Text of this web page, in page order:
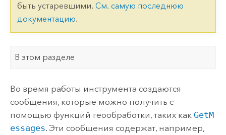
быть устаревшими. См. самую последнюю
документацию.
В этом разделе
Во время работы инструмента создаются
сообщения, которые можно получить с
помощью функций геообработки, таких как GetM
essages. Эти сообщения содержат, например,